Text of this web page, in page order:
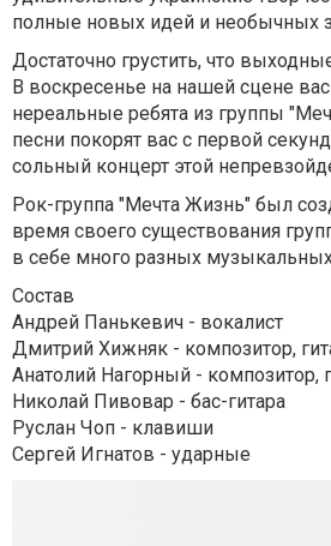
полные новых идей и необычных
Достаточно грустить, что
В воскресенье на нашей сцене
нереальные ребята из группы
песни покорят вас с первой
сольный концерт этой
Рок-группа "Мечта Жизнь" был
время своего существования
в себе много разных
Состав
Андрей Панькевич - вокалист
Дмитрий Хижняк - композитор,
Анатолий Нагорный - композитор,
Николай Пивовар - бас-гитара
Руслан Чоп - клавиши
Сергей Игнатов - ударные